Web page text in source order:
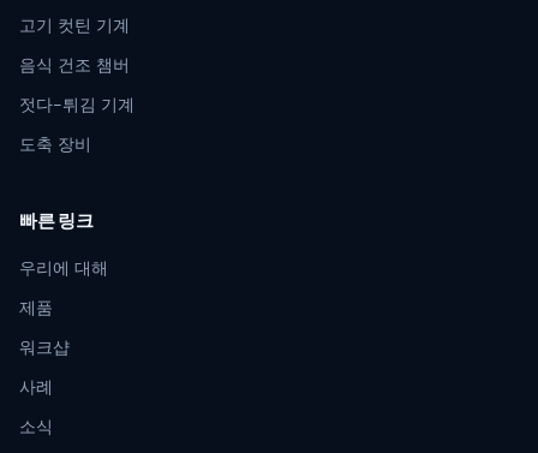
고기 컷틴 기계
음식 건조 챔버
젓다-튀김 기계
도축 장비
빠른 링크
우리에 대해
제품
워크샵
사례
소식